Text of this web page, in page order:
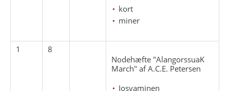
kort
miner
1
8
Nodehæfte "AlangorssuaK
March" af A.C.E. Petersen
Josvaminen